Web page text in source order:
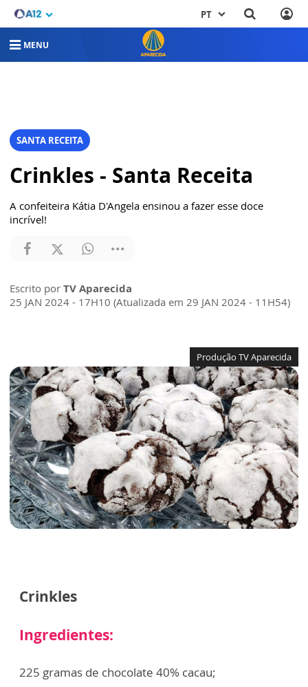
PT
MENU
SANTA RECEITA
Crinkles - Santa Receita
A confeiteira Kátia D'Angela ensinou a fazer esse doce
incrível!
Escrito por TV Aparecida
25 JAN 2024 - 17H10 (Atualizada em 29 JAN 2024 - 11H54)
Produção TV Aparecida
Crinkles
Ingredientes:
225 gramas de chocolate 40% cacau;